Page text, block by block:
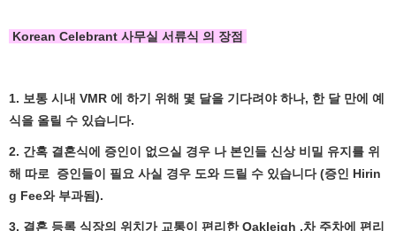
Korean Celebrant 사무실 서류식 의 장점
1. 보통 시내 VMR 에 하기 위해 몇 달을 기다려야 하나, 한 달 만에 예
식을 올릴 수 있습니다.
2. 간혹 결혼식에 증인이 없으실 경우 나 본인들 신상 비밀 유지를 위
해 따로 증인들이 필요 사실 경우 도와 드릴 수 있습니다 (증인 Hirin
g Fee와 부과됨).
3. 결혼 등록 식장의 위치가 교통이 편리한 Oakleigh ,차 주차에 편리